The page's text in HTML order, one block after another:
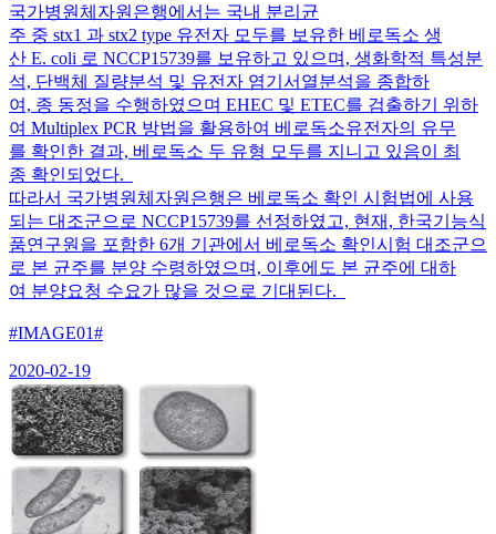
국가병원체자원은행에서는 국내 분리균
주 중 stx1 과 stx2 type 유전자 모두를 보유한 베로독소 생
산 E. coli 로 NCCP15739를 보유하고 있으며, 생화학적 특성분
석, 단백체 질량분석 및 유전자 염기서열분석을 종합하
여, 종 동정을 수행하였으며 EHEC 및 ETEC를 검출하기 위하
여 Multiplex PCR 방법을 활용하여 베로독소유전자의 유무
를 확인한 결과, 베로독소 두 유형 모두를 지니고 있음이 최
종 확인되었다.
따라서 국가병원체자원은행은 베로독소 확인 시험법에 사용
되는 대조군으로 NCCP15739를 선정하였고, 현재, 한국기능식
품연구원을 포함한 6개 기관에서 베로독소 확인시험 대조군으
로 본 균주를 분양 수령하였으며, 이후에도 본 균주에 대하
여 분양요청 수요가 많을 것으로 기대된다.
#IMAGE01#
2020-02-19